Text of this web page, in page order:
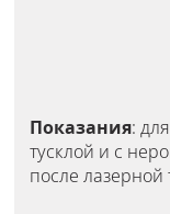
Показания:
тусклой и с
после